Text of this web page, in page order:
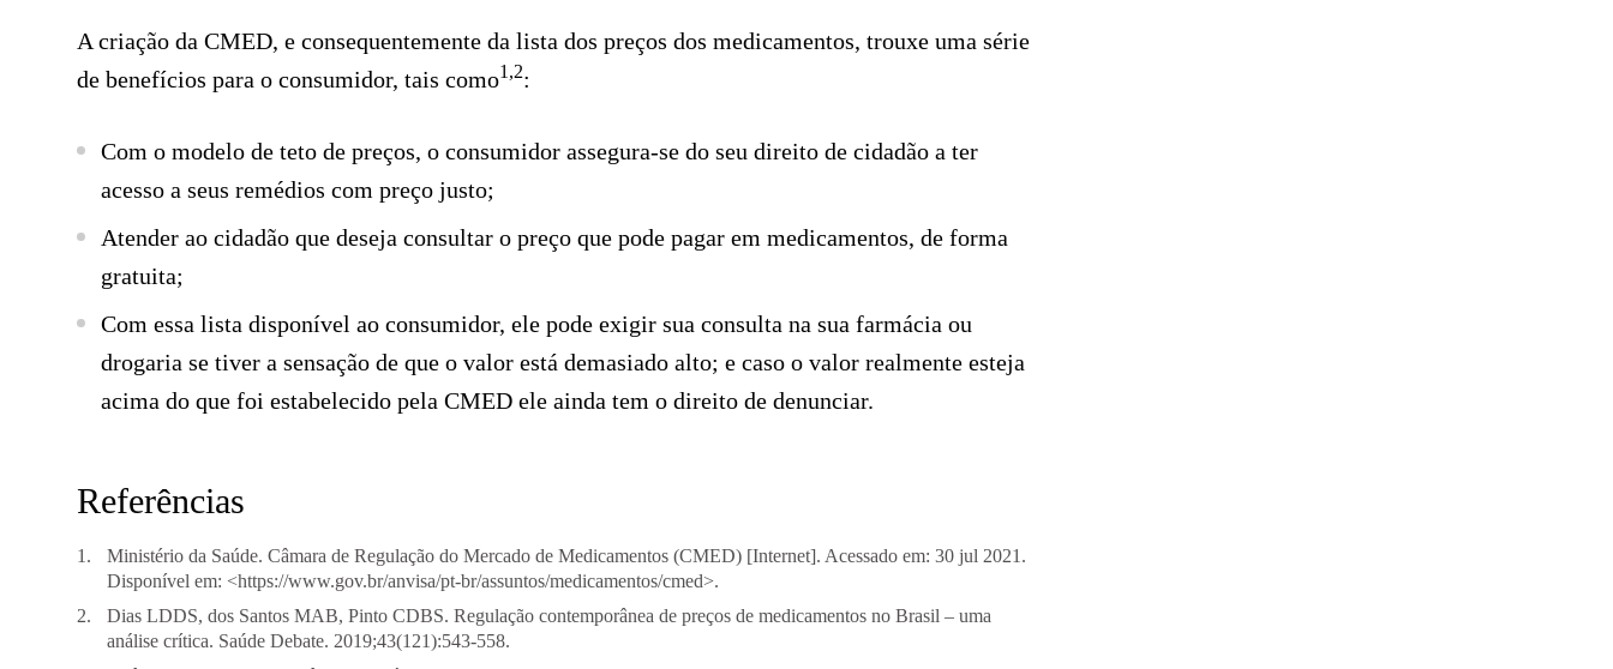
A criação da CMED, e consequentemente da lista dos preços dos medicamentos, trouxe uma série
de benefícios para o consumidor, tais como1,2:
Com o modelo de teto de preços, o consumidor assegura-se do seu direito de cidadão a ter
acesso a seus remédios com preço justo;
Atender ao cidadão que deseja consultar o preço que pode pagar em medicamentos, de forma
gratuita;
Com essa lista disponível ao consumidor, ele pode exigir sua consulta na sua farmácia ou
drogaria se tiver a sensação de que o valor está demasiado alto; e caso o valor realmente esteja
acima do que foi estabelecido pela CMED ele ainda tem o direito de denunciar.
Referências
Ministério da Saúde. Câmara de Regulação do Mercado de Medicamentos (CMED) [Internet]. Acessado em: 30 jul 2021.
Disponível em: <https://www.gov.br/anvisa/pt-br/assuntos/medicamentos/cmed>.
Dias LDDS, dos Santos MAB, Pinto CDBS. Regulação contemporânea de preços de medicamentos no Brasil – uma
análise crítica. Saúde Debate. 2019;43(121):543-558.